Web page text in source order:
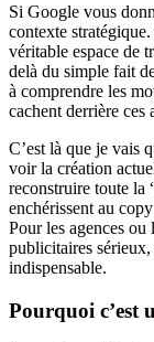
Si Google vous
contexte
véritable espace de
delà du simple fait
à comprendre les
cachent derrière ces
C’est là que je vais
voir la création
reconstruire toute la
enchérissent au
Pour les agences ou
publicitaires sérieux,
indispensable.
Pourquoi c’est